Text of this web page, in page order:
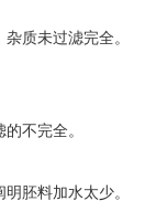
杂质未过滤完全。
不完全。
胚料加水太少。